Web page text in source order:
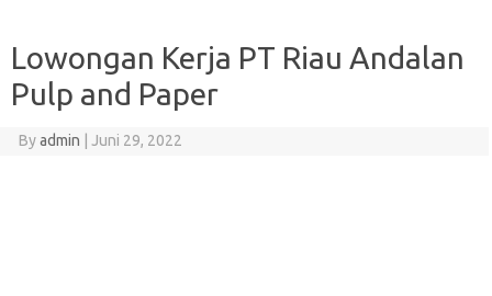
Lowongan Kerja PT Riau Andalan
Pulp and Paper
Byadmin Juni 29, 2022